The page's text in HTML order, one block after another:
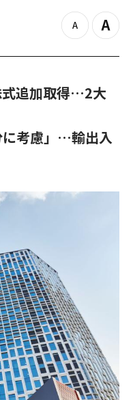
z
o
u
Z
o
n
式追加取得…2大
に考慮」…輸出入